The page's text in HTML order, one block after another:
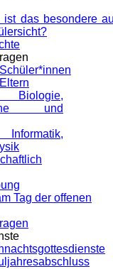
ist das besondere
und
Tag der offenen